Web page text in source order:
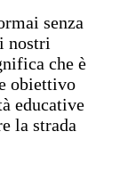
senza
nostri
che è
obiettivo
educative
la strada